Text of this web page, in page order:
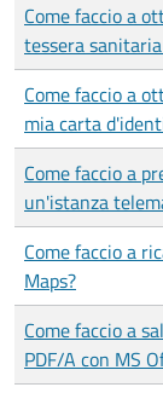
Come faccio a
tessera sanitaria
Come faccio a
mia carta
Come faccio a
un'istanza
Come faccio a
Maps?
Come faccio a
PDF/A con MS